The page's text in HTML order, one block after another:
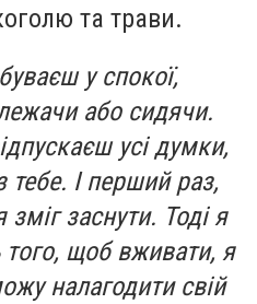
та трави.
у спокої,
або сидячи.
усі думки,
І перший раз,
заснути. Тоді я
щоб вживати, я
налагодити свій